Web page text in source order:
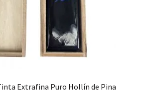
Extrafina Puro Hollín de Pina